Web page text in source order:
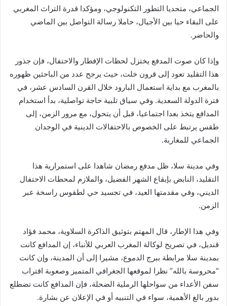
الجماعي، متحديا التطور التكنولوجي، ومؤكدا قدرة التراث المغربي
على البقاء حيا بين الأجيال، حاملا رسالة التواصل بين الماضي
والحاضر.
وإذا كان صوت المدفع يختزل لحظات الإفطار والاحتفال، فإن جذور
هذا التقليد تعود إلى قرون خلت، حيث يرجح عدد من الباحثين ظهوره
بالمغرب مع بداية استعمال البارود خلال القرن السادس عشر، في
فترة الدولة السعدية. وفي سياق تلبية حاجة تواصلية، بدأ استخدام
المدافع يتخذ بعدا اجتماعيا، قبل أن يتحول، مع مرور الزمن، إلى
طقس يرتبط على الخصوص بالاحتفالات الدينية في الوجدان
الجماعي للمغاربة.
وفي مدينة سلا، ظل مدفع رمضان شاهدا على استمرارية هذا
التقليد، النابض بإيقاع الشهر الفضيل، والملازم لمحطات الاحتفال
الديني، وفي مقدمتها العيد، في تجسيد حي لطقوس راسخة عبر
الزمن.
وفي هذا الإطار، قال المهتم بتوثيق الذاكرة السلاوية، محمد فؤاد
قنديل، في تصريح لوكالة المغرب العربي للأنباء، إن المدافع كانت
بمدينة سلا مرابطة ببرج الدموع، مشيرا إلى أن المدينة، وإن كانت
“محروسة بالله” نظرا لموقعها الجغرافي المتميز وصعوبة اقتراب
سفن الأعداء من سواحلها الرملية الضحلة، فإن المدافع كانت تضطلع
بدور بالغ الأهمية، سواء في التنبيه أو في الإعلان عن بشارة.